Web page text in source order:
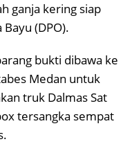
ganja kering siap
(DPO).
bukti dibawa ke
Medan untuk
truk Dalmas Sat
tersangka sempat